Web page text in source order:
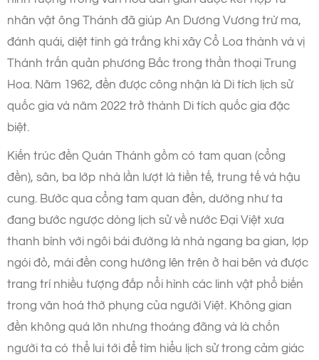
nhân vật ông Thánh đã giúp An Dương Vương trừ ma,
đánh quái, diệt tinh gà trắng khi xây Cổ Loa thành và vị
Thánh trấn quản phương Bắc trong thần thoại Trung
Hoa. Năm 1962, đền được công nhận là Di tích lịch sử
quốc gia và năm 2022 trở thành Di tích quốc gia đặc
biệt.
Kiến trúc đền Quán Thánh gồm có tam quan (cổng
đền), sân, ba lớp nhà lần lượt là tiền tế, trung tế và hậu
cung. Bước qua cổng tam quan đền, dường như ta
đang bước ngược dòng lịch sử về nước Đại Việt xưa
thanh bình với ngôi bái đường là nhà ngang ba gian, lợp
ngói đỏ, mái đền cong hướng lên trên ở hai bên và được
trang trí nhiều tượng đắp nổi hình các linh vật phổ biến
trong văn hoá thờ phụng của người Việt. Không gian
đền không quá lớn nhưng thoáng đãng và là chốn
người ta có thể lui tới để tìm hiểu lịch sử trong cảm giác